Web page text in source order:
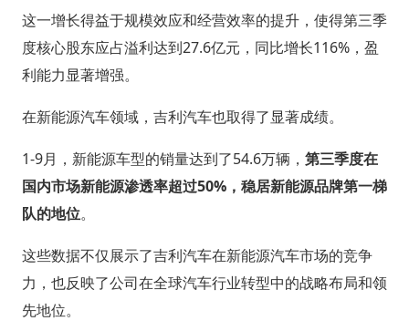
这一增长得益于规模效应和经营效率的提升，使得第三季
度核心股东应占溢利达到27.6亿元，同比增长116%，盈
利能力显著增强。
在新能源汽车领域，吉利汽车也取得了显著成绩。
1-9月，新能源车型的销量达到了54.6万辆， 第三季度在
国内市场新能源渗透率超过50%，稳居新能源品牌第一梯
队的地位。
这些数据不仅展示了吉利汽车在新能源汽车市场的竞争
力，也反映了公司在全球汽车行业转型中的战略布局和领
先地位。